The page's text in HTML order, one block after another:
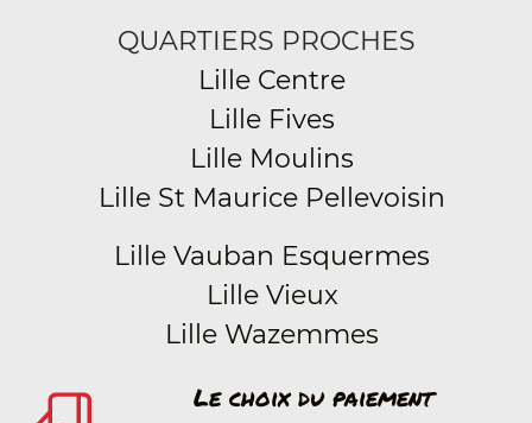
QUARTIERS PROCHES
Lille Centre
Lille Fives
Lille Moulins
Lille St Maurice Pellevoisin
Lille Vauban Esquermes
Lille Vieux
Lille Wazemmes
Le choix du paiement